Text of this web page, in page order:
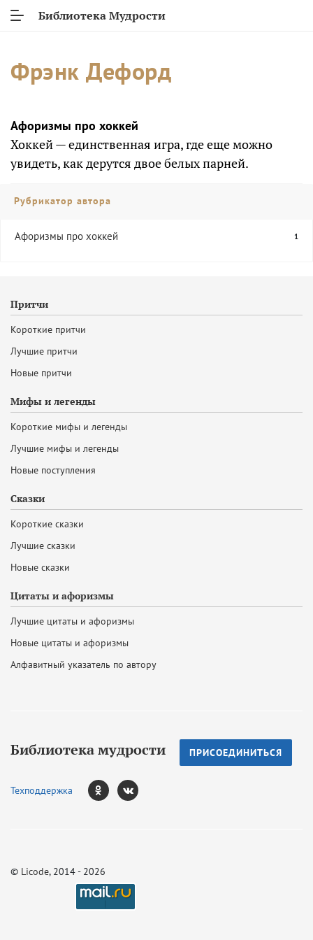
Библиотека Мудрости
Фрэнк Дефорд
Афоризмы про хоккей
Хоккей — единственная игра, где еще можно
увидеть, как дерутся двое белых парней.
Рубрикатор автора
Афоризмы про хоккей 1
Притчи
Короткие притчи
Лучшие притчи
Новые притчи
Мифы и легенды
Короткие мифы и легенды
Лучшие мифы и легенды
Новые поступления
Сказки
Короткие сказки
Лучшие сказки
Новые сказки
Цитаты и афоризмы
Лучшие цитаты и афоризмы
Новые цитаты и афоризмы
Алфавитный указатель по автору
Библиотека мудрости ПРИСОЕДИНИТЬСЯ
Техподдержка
© Licode, 2014 - 2026